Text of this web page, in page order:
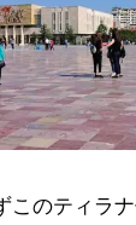
このティラ